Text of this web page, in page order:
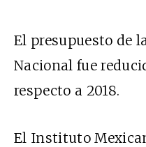
El presupuesto de
Nacional fue
respecto a 2018.
El Instituto